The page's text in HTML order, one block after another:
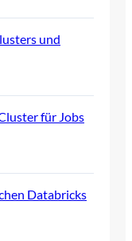
und
für Jobs
Databricks